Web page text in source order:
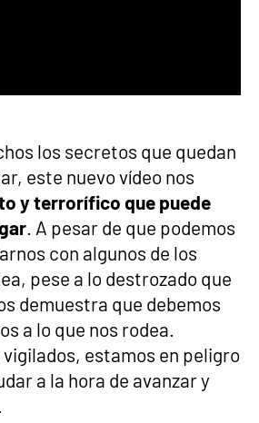
los secretos que quedan
este nuevo vídeo nos
y terrorífico que puede
. A pesar de que podemos
con algunos de los
pese a lo destrozado que
demuestra que debemos
a lo que nos rodea.
estamos en peligro
a la hora de avanzar y